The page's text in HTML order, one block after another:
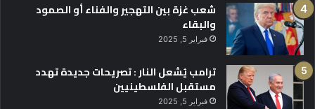
شعب غزة بين التهجير والفناء أو الصمود
والبقاء
فبراير 5, 2025
ترامب يُشعل النار : تصريحات جديدة تهدد
مستقبل الفلسطينيين
فبراير 5, 2025